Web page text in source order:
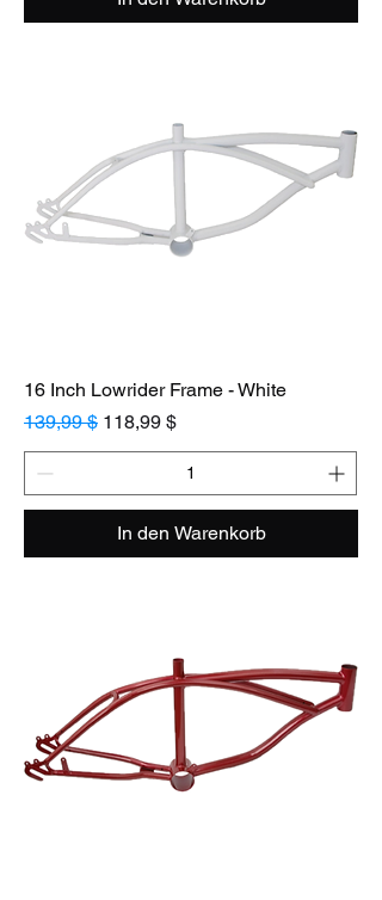
16 Inch Lowrider Frame - White
Standardpreis
139,99 $ Sale-Preis
118,99 $
In den Warenkorb